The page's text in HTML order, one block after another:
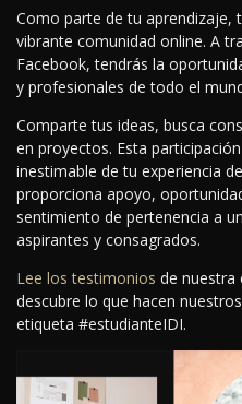
Como parte de tu aprendizaje,
vibrante comunidad online. A
Facebook, tendrás la
y profesionales de todo el
Comparte tus ideas, busca
en proyectos. Esta
inestimable de tu experiencia
proporciona apoyo,
sentimiento de pertenencia a
aspirantes y consagrados.
Lee los testimonios de nuestra
descubre lo que hacen
etiqueta #estudianteIDI.